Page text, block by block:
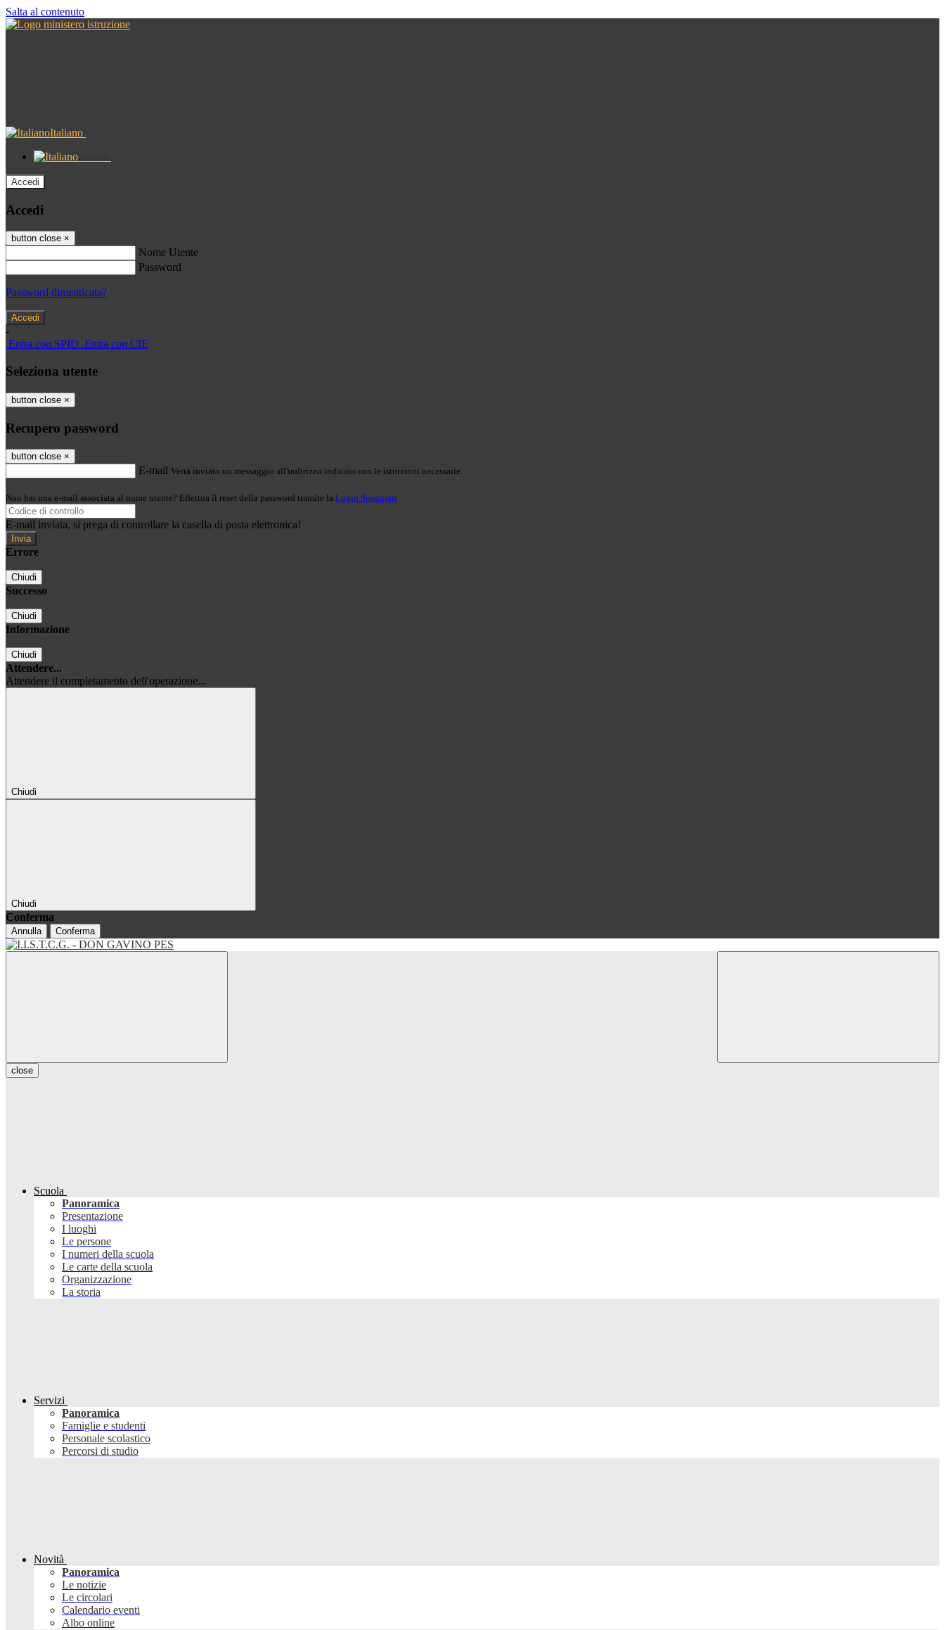
Salta al contenuto
Italiano
Accedi
Accedi
button close ×
Nome Utente
Password
Password dimenticata?
-
Entra con SPID Entra con CIE
Seleziona utente
button close ×
Recupero password
button close ×
E-mail Verrà inviato un messaggio all'indirizzo indicato con le istruzioni necessarie.
Non hai una e-mail associata al nome utente? Effettua il reset della password tramite la Login Spaggiari
E-mail inviata, si prega di controllare la casella di posta elettronica!
Errore
Chiudi
Successo
Chiudi
Informazione
Chiudi
Attendere...
Attendere il completamento dell'operazione...
Chiudi
Chiudi
Conferma
Annulla Conferma
close
Scuola
Panoramica
Presentazione
I luoghi
Le persone
I numeri della scuola
Le carte della scuola
Organizzazione
La storia
Servizi
Panoramica
Famiglie e studenti
Personale scolastico
Percorsi di studio
Novità
Panoramica
Le notizie
Le circolari
Calendario eventi
Albo online